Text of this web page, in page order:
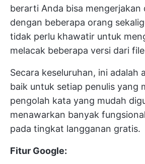
berarti Anda bisa mengerjakan
dengan beberapa orang
tidak perlu khawatir untuk
melacak beberapa versi dari
Secara keseluruhan, ini adalah
baik untuk setiap penulis yang
pengolah kata yang mudah
menawarkan banyak
pada tingkat langganan gratis.
Fitur Google: